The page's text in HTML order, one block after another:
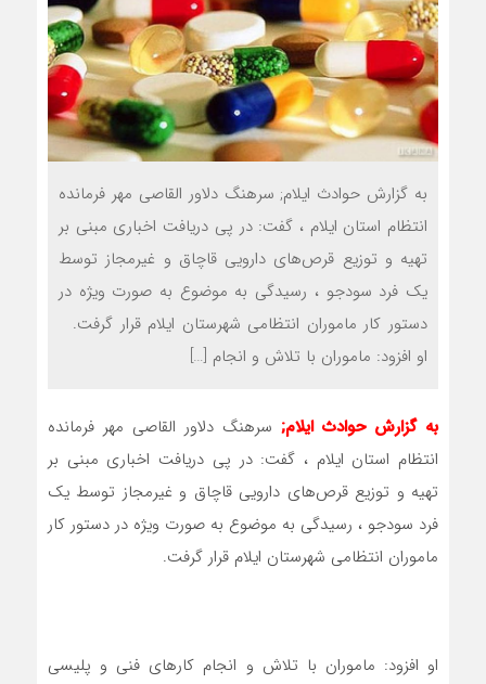
به گزارش حوادث ایلام; سرهنگ دلاور القاصی مهر فرمانده
انتظام استان ایلام ، گفت: در پی دریافت اخباری مبنی بر
تهیه و توزیع قرص‌های دارویی قاچاق و غیرمجاز توسط
یک فرد سودجو ، رسیدگی به موضوع به صورت ویژه در
دستور کار ماموران انتظامی شهرستان ایلام قرار گرفت.
او افزود: ماموران با تلاش و انجام […]
به گزارش حوادث ایلام; سرهنگ دلاور القاصی مهر فرمانده
انتظام استان ایلام ، گفت: در پی دریافت اخباری مبنی بر
تهیه و توزیع قرص‌های دارویی قاچاق و غیرمجاز توسط یک
فرد سودجو ، رسیدگی به موضوع به صورت ویژه در دستور کار
ماموران انتظامی شهرستان ایلام قرار گرفت.
او افزود: ماموران با تلاش و انجام کار‌های فنی و پلیسی